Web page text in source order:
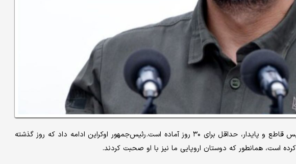
ولودیمیر زلنسکی افزود که کشورش برای آتش‌بس قاطع و پایدار، حداقل برای ۳۰ روز آماده است. رئیس‌جمهور اوکراین ادامه داد که روز گذشته
است، همانطور که دوستان اروپایی ما نیز با او صحبت کردند.